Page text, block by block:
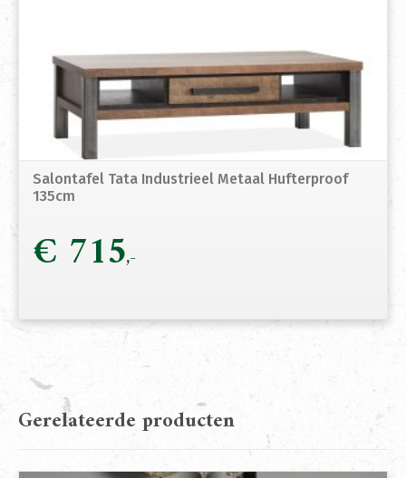
Salontafel Tata Industrieel Metaal Hufterproof
135cm
€ 715
Gerelateerde producten